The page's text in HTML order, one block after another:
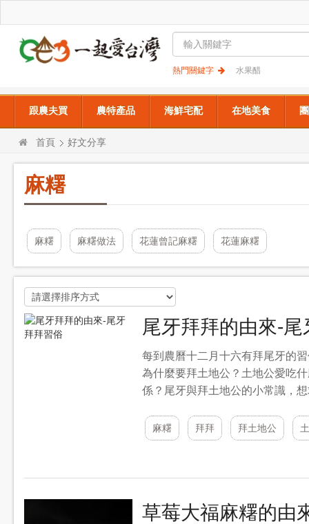
熱門關鍵字 水果醋
跟農夫買 農特產品 海鮮宅配 在地美食
首頁 好文分享
麻糬
麻糬 麻糬做法 花蓮曾記麻糬 花蓮麻糬
尾牙拜拜的由來-
每到農曆十二月十六有拜尾牙的
為什麼要拜土地公？土地公愛吃
係？尾牙與拜土地公的小常識，
麻糬 拜拜 拜土地公
草莓大福麻糬的由